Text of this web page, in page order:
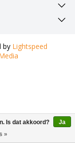
by Lightspeed
Is dat akkoord?
Ja
»